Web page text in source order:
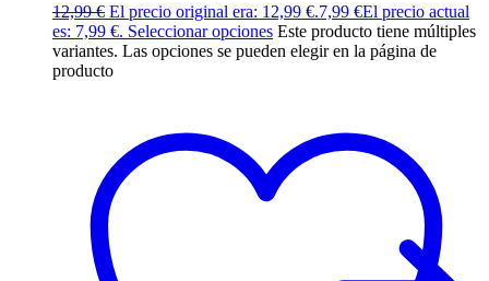
12,99€ El precio original era: 12,99 €.7,99 €El precio actual
es: 7,99 €. Seleccionar opciones Este producto tiene múltiples
variantes. Las opciones se pueden elegir en la página de
producto